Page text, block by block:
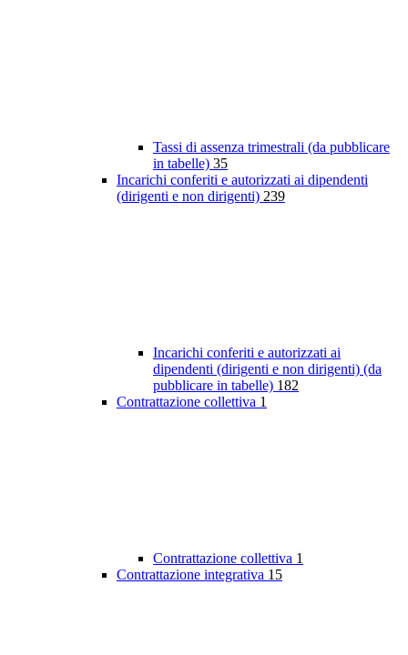
Tassi di assenza trimestrali (da pubblicare
in tabelle) 35
Incarichi conferiti e autorizzati ai dipendenti
(dirigenti e non dirigenti) 239
Incarichi conferiti e autorizzati ai
dipendenti (dirigenti e non dirigenti) (da
pubblicare in tabelle) 182
Contrattazione collettiva 1
Contrattazione collettiva 1
Contrattazione integrativa 15